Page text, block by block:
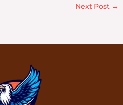
Next Post →